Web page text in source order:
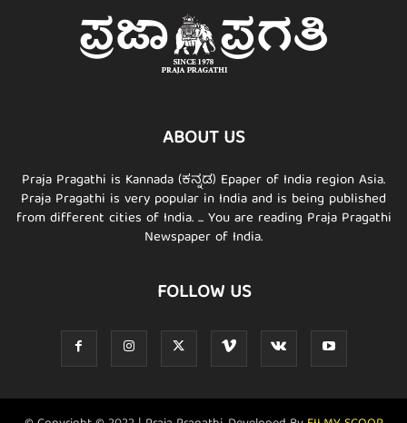
ABOUT US
Praja Pragathi is Kannada (ಕನ್ನಡ) Epaper of India region Asia.
Praja Pragathi is very popular in India and is being published
from different cities of India. ... You are reading Praja Pragathi
Newspaper of India.
FOLLOW US